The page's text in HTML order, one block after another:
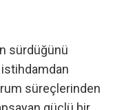
sürdüğünü
süreçlerinden